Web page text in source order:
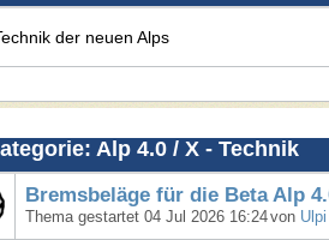
der neuen Alps
Alp 4.0 / X - Technik
Bremsbeläge für die Beta Alp
Thema gestartet 04 Jul 2026 16:24von Ulpi